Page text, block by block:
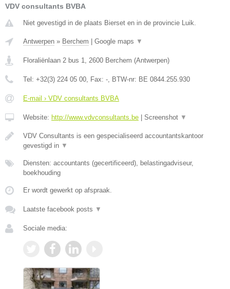
VDV consultants BVBA
Niet gevestigd in de plaats Bierset en in de provincie Luik.
Antwerpen » Berchem Google maps ▼
Floraliënlaan 2 bus 1, 2600 Berchem (Antwerpen)
Tel: +32(3) 224 05 00, Fax: -, BTW-nr: BE 0844.255.930
E-mail › VDV consultants BVBA
Website: http://www.vdvconsultants.be Screenshot ▼
VDV Consultants is een gespecialiseerd accountantskantoor
gevestigd in ▼
Diensten: accountants (gecertificeerd), belastingadviseur,
boekhouding
Er wordt gewerkt op afspraak.
Laatste facebook posts ▼
Sociale media: